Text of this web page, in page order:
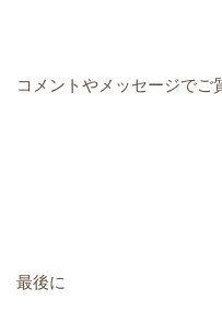
コメントやメッセージでご
最後に